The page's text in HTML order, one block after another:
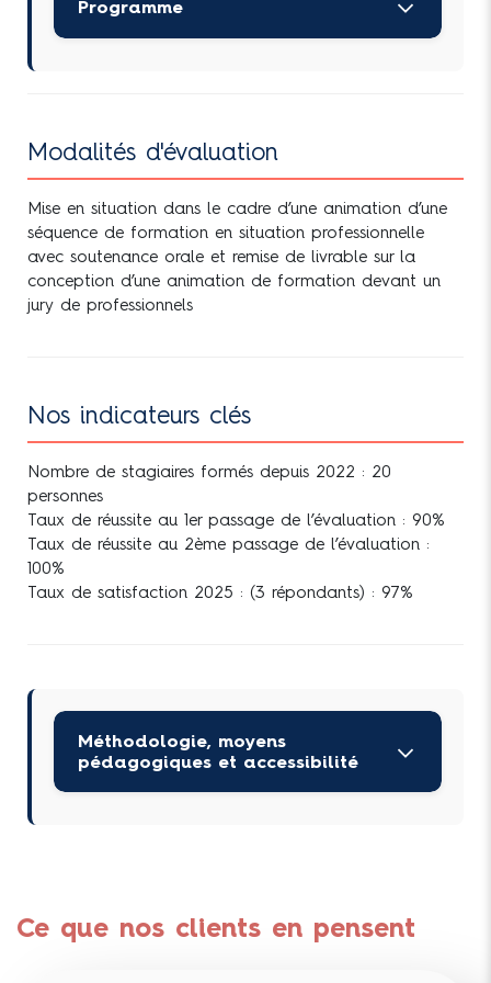
Programme
Module 1 – La construction
l’animateur
Les caractéristiques d’une situation
d’enseignement et de formation
Rédiger des objectifs de formation et
les objectifs pédagogiques
séquençage
Le programme
Modalités d'évaluation
Mise en situation dans le cadre d’une animation d’une
séquence de formation en situation professionnelle
avec soutenance orale et remise de livrable sur la
conception d’une animation de formation devant un
jury de professionnels
Nos indicateurs clés
Nombre de stagiaires formés depuis 2022 : 20
personnes
Taux de réussite au 1er passage de l’évaluation : 90%
Taux de réussite au 2ème passage de l’évaluation :
100%
Taux de satisfaction 2025 : (3 répondants) : 97%
Méthodologie, moyens
pédagogiques et accessibilité
d'applications professionnelles gage d'une
formation directement opérationnelle.
Ce que nos clients en pensent